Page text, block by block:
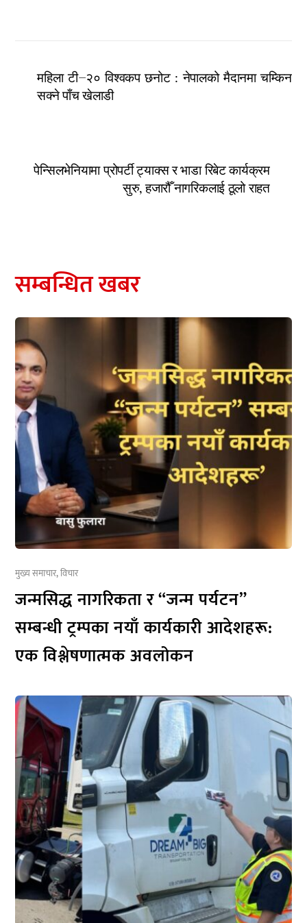
महिला टी–२० विश्वकप छनोट : नेपालको मैदानमा चम्किन
सक्ने पाँच खेलाडी
पेन्सिलभेनियामा प्रोपर्टी ट्याक्स र भाडा रिबेट कार्यक्रम
सुरु, हजारौँ नागरिकलाई ठूलो राहत
सम्बन्धित खबर
मुख्य समाचार,विचार
जन्मसिद्ध नागरिकता र “जन्म पर्यटन”
सम्बन्धी ट्रम्पका नयाँ कार्यकारी आदेशहरू:
एक विश्लेषणात्मक अवलोकन